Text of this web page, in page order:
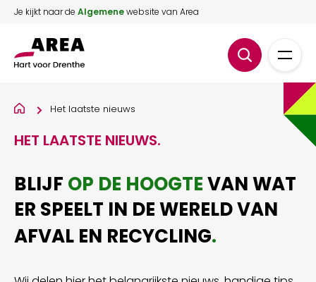
Je kijkt naar de Algemenewebsite van Area
Het laatste nieuws
HET LAATSTE NIEUWS.
BLIJF OP DE HOOGTEVAN WAT
ER SPEELT IN DE WERELD VAN
AFVAL EN RECYCLING.